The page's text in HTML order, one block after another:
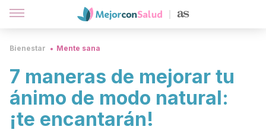
Bienestar Mente sana
7 maneras de mejorar tu
ánimo de modo natural:
¡te encantarán!